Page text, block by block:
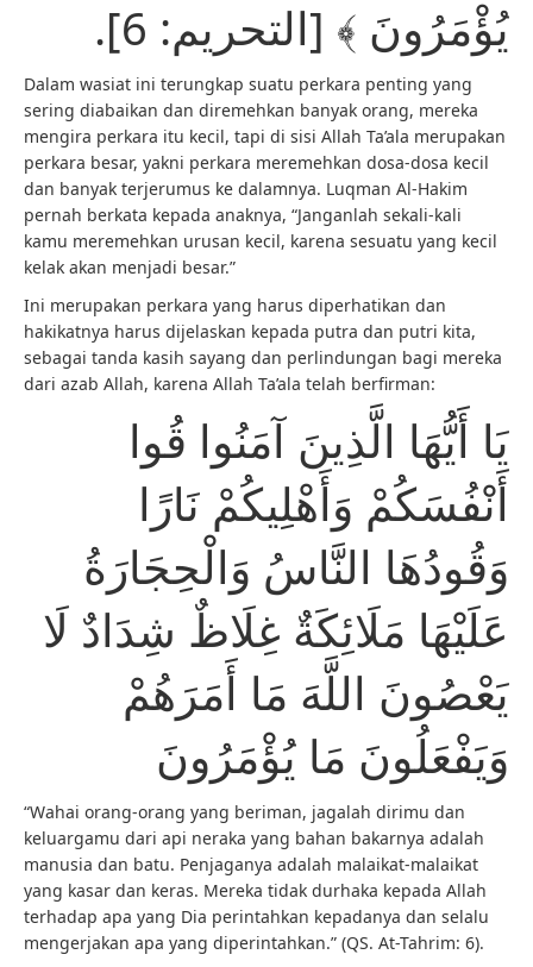
يُؤْمَرُونَ ﴾ [التحريم: 6].
Dalam wasiat ini terungkap suatu perkara penting yang
sering diabaikan dan diremehkan banyak orang, mereka
mengira perkara itu kecil, tapi di sisi Allah Ta’ala merupakan
perkara besar, yakni perkara meremehkan dosa-dosa kecil
dan banyak terjerumus ke dalamnya. Luqman Al-Hakim
pernah berkata kepada anaknya, “Janganlah sekali-kali
kamu meremehkan urusan kecil, karena sesuatu yang kecil
kelak akan menjadi besar.”
Ini merupakan perkara yang harus diperhatikan dan
hakikatnya harus dijelaskan kepada putra dan putri kita,
sebagai tanda kasih sayang dan perlindungan bagi mereka
dari azab Allah, karena Allah Ta’ala telah berfirman:
يَا أَيُّهَا الَّذِينَ آمَنُوا قُوا
أَنْفُسَكُمْ وَأَهْلِيكُمْ نَارًا
وَقُودُهَا النَّاسُ وَالْحِجَارَةُ
عَلَيْهَا مَلَائِكَةٌ غِلَاظٌ شِدَادٌ لَا
يَعْصُونَ اللَّهَ مَا أَمَرَهُمْ
وَيَفْعَلُونَ مَا يُؤْمَرُونَ
“Wahai orang-orang yang beriman, jagalah dirimu dan
keluargamu dari api neraka yang bahan bakarnya adalah
manusia dan batu. Penjaganya adalah malaikat-malaikat
yang kasar dan keras. Mereka tidak durhaka kepada Allah
terhadap apa yang Dia perintahkan kepadanya dan selalu
mengerjakan apa yang diperintahkan.” (QS. At-Tahrim: 6).